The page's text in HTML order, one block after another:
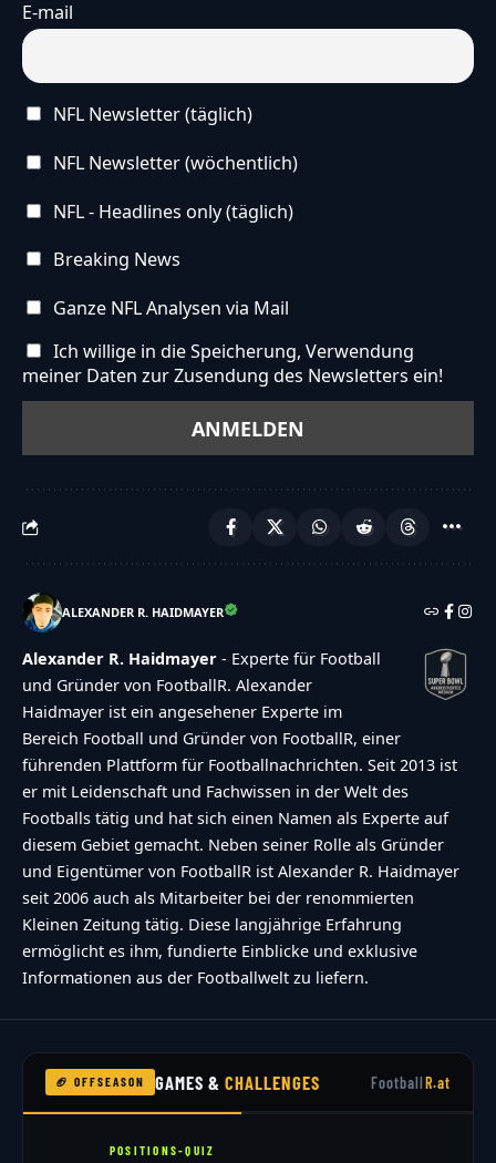
E-mail
NFL Newsletter (täglich)
NFL Newsletter (wöchentlich)
NFL - Headlines only (täglich)
Breaking News
Ganze NFL Analysen via Mail
Ich willige in die Speicherung, Verwendung
meiner Daten zur Zusendung des Newsletters ein!
ALEXANDER R. HAIDMAYER
Alexander R. Haidmayer - Experte für Football
und Gründer von FootballR. Alexander
Haidmayer ist ein angesehener Experte im
Bereich Football und Gründer von FootballR, einer
führenden Plattform für Footballnachrichten. Seit 2013 ist
er mit Leidenschaft und Fachwissen in der Welt des
Footballs tätig und hat sich einen Namen als Experte auf
diesem Gebiet gemacht. Neben seiner Rolle als Gründer
und Eigentümer von FootballR ist Alexander R. Haidmayer
seit 2006 auch als Mitarbeiter bei der renommierten
Kleinen Zeitung tätig. Diese langjährige Erfahrung
ermöglicht es ihm, fundierte Einblicke und exklusive
Informationen aus der Footballwelt zu liefern.
🏈 OFFSEASON GAMES &CHALLENGES FootballR.at
POSITIONS-QUIZ